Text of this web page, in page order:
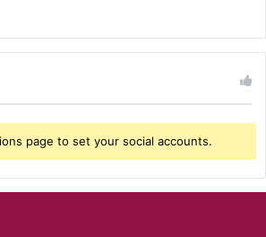
page to set your social accounts.